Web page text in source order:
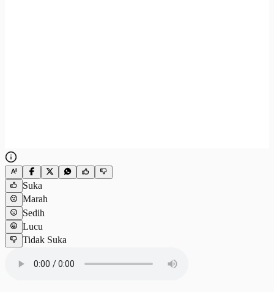
Suka
Marah
Sedih
Lucu
Tidak Suka